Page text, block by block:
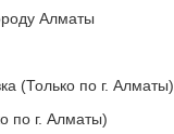
Алматы
(Только по г. Алматы)
по г. Алматы)